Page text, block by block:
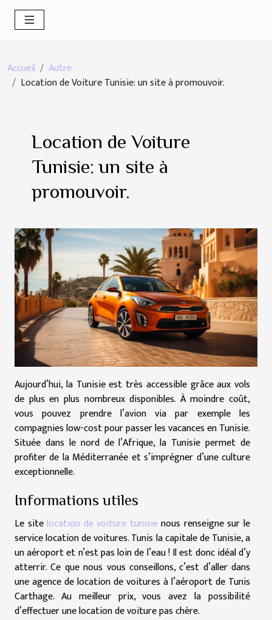
Accueil
Autre
Location de Voiture Tunisie: un site à promouvoir.
Location de Voiture
Tunisie: un site à
promouvoir.
Aujourd’hui, la Tunisie est très accessible grâce aux vols
de plus en plus nombreux disponibles. À moindre coût,
vous pouvez prendre l’avion via par exemple les
compagnies low-cost pour passer les vacances en Tunisie.
Située dans le nord de l’Afrique, la Tunisie permet de
profiter de la Méditerranée et s’imprégner d’une culture
exceptionnelle.
Informations utiles
Le site location de voiture tunisienous renseigne sur le
service location de voitures. Tunis la capitale de Tunisie, a
un aéroport et n’est pas loin de l’eau ! Il est donc idéal d’y
atterrir. Ce que nous vous conseillons, c’est d’aller dans
une agence de location de voitures à l’aéroport de Tunis
Carthage. Au meilleur prix, vous avez la possibilité
d’effectuer une location de voiture pas chère.